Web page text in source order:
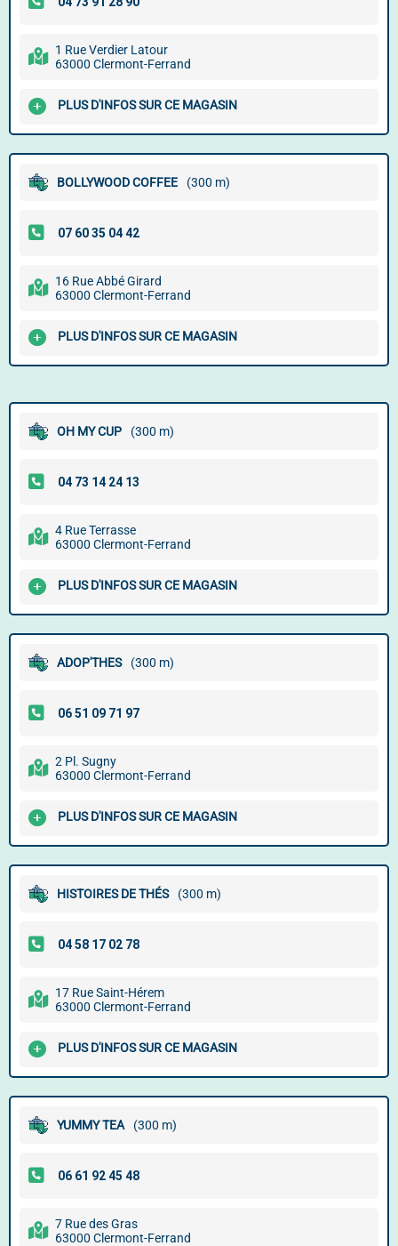
1 Rue Verdier Latour
63000 Clermont-Ferrand
PLUS D'INFOS SUR CE MAGASIN
BOLLYWOOD COFFEE (300 m)
16 Rue Abbé Girard
63000 Clermont-Ferrand
PLUS D'INFOS SUR CE MAGASIN
OH MY CUP (300 m)
4 Rue Terrasse
63000 Clermont-Ferrand
PLUS D'INFOS SUR CE MAGASIN
ADOP'THES (300 m)
2 Pl. Sugny
63000 Clermont-Ferrand
PLUS D'INFOS SUR CE MAGASIN
HISTOIRES DE THÉS (300 m)
17 Rue Saint-Hérem
63000 Clermont-Ferrand
PLUS D'INFOS SUR CE MAGASIN
YUMMY TEA (300 m)
7 Rue des Gras
63000 Clermont-Ferrand